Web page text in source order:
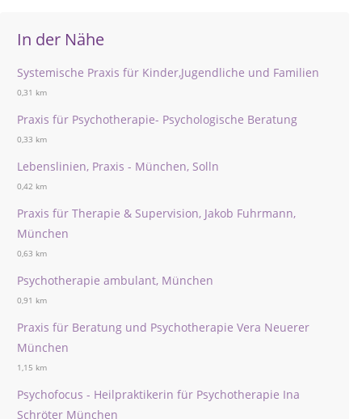
In der Nähe
Systemische Praxis für Kinder,Jugendliche und Familien
0,31 km
Praxis für Psychotherapie- Psychologische Beratung
0,33 km
Lebenslinien, Praxis - München, Solln
0,42 km
Praxis für Therapie & Supervision, Jakob Fuhrmann,
München
0,63 km
Psychotherapie ambulant, München
0,91 km
Praxis für Beratung und Psychotherapie Vera Neuerer
München
1,15 km
Psychofocus - Heilpraktikerin für Psychotherapie Ina
Schröter München